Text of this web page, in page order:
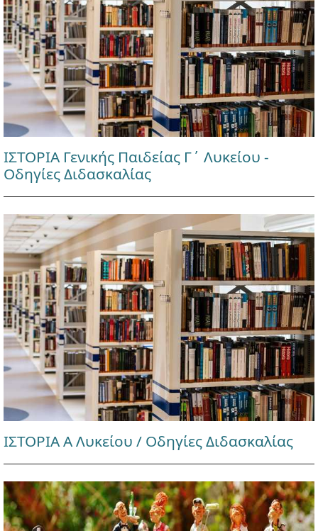
ΙΣΤΟΡΙΑ Γενικής Παιδείας Γ΄ Λυκείου -
Οδηγίες Διδασκαλίας
ΙΣΤΟΡΙΑ Α Λυκείου / Οδηγίες Διδασκαλίας